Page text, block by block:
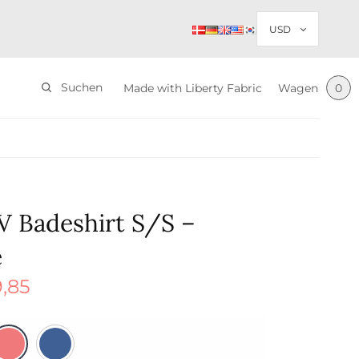
Suchen Made with Liberty Fabric Wagen 0
Badeshirt S/S –